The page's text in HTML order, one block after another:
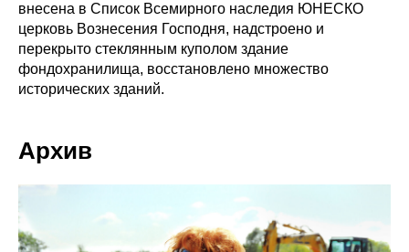
внесена в Список Всемирного наследия ЮНЕСКО
церковь Вознесения Господня, надстроено и
перекрыто стеклянным куполом здание
фондохранилища, восстановлено множество
исторических зданий.
Архив